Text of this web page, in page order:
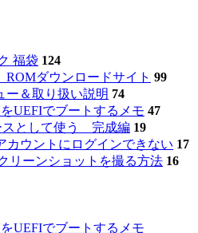
福袋 124
ダウンロードサイト 99
＆取り扱い説明 74
UEFIでブートするメモ 47
スとして使う 完成編 19
カウントにログインできない 17
リーンショットを撮る方法 16
UEFIでブートするメモ